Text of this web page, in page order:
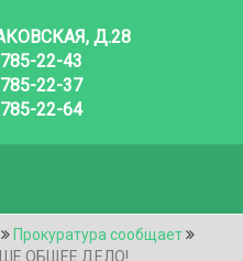
Д.28
22-43
22-37
22-64
Прокуратура сообщает
ОБЩЕЕ ДЕЛО!